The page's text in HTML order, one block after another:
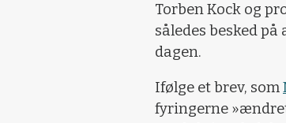
Torben Kock og
således besked
dagen.
Ifølge et brev, som
fyringerne